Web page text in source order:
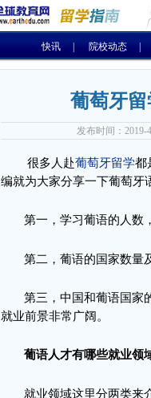
快讯 院校动态
葡萄牙
发布时间：
很多人赴葡萄牙留学都
编就为大家分享一下葡萄牙
第一，学习葡语的人数
第二，葡语的国家数量
第三，中国和葡语国家
就业前景非常广阔。
葡语人才有哪些就业领
就业领域这里分两类来